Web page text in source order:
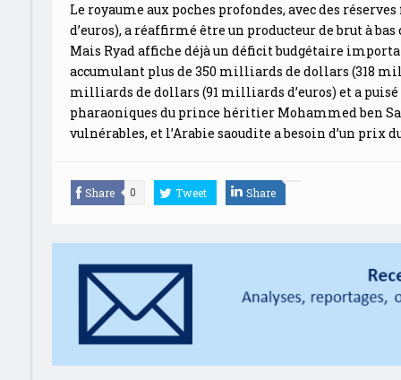
Le royaume aux poches profondes, avec des
d’euros), a réaffirmé être un producteur de brut à
Mais Ryad affiche déjà un déficit budgétaire
accumulant plus de 350 milliards de dollars (318
milliards de dollars (91 milliards d’euros) et a
pharaoniques du prince héritier Mohammed ben
vulnérables, et l’Arabie saoudite a besoin d’un
Share 0 Tweet Share